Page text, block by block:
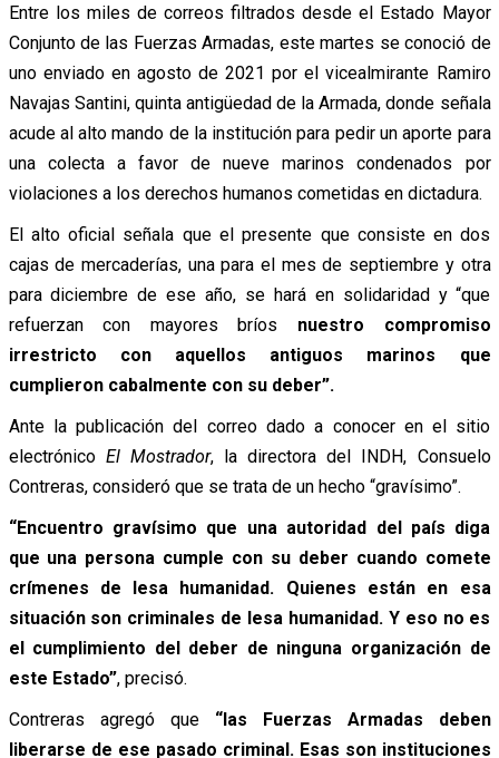
Entre los miles de correos filtrados desde el Estado Mayor
Conjunto de las Fuerzas Armadas, este martes se conoció de
uno enviado en agosto de 2021 por el vicealmirante Ramiro
Navajas Santini, quinta antigüedad de la Armada, donde señala
acude al alto mando de la institución para pedir un aporte para
una colecta a favor de nueve marinos condenados por
violaciones a los derechos humanos cometidas en dictadura.
El alto oficial señala que el presente que consiste en dos
cajas de mercaderías, una para el mes de septiembre y otra
para diciembre de ese año, se hará en solidaridad y “que
refuerzan con mayores bríos nuestro compromiso
irrestricto con aquellos antiguos marinos que
cumplieron cabalmente con su deber”.
Ante la publicación del correo dado a conocer en el sitio
electrónico El Mostrador, la directora del INDH, Consuelo
Contreras, consideró que se trata de un hecho “gravísimo”.
“Encuentro gravísimo que una autoridad del país diga
que una persona cumple con su deber cuando comete
crímenes de lesa humanidad. Quienes están en esa
situación son criminales de lesa humanidad. Y eso no es
el cumplimiento del deber de ninguna organización de
este Estado”, precisó.
Contreras agregó que “las Fuerzas Armadas deben
liberarse de ese pasado criminal. Esas son instituciones